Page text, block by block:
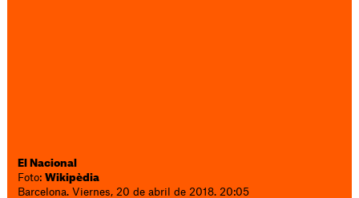
El Nacional
Foto:Wikipèdia
Barcelona. Viernes, 20 de abril de 2018. 20:05